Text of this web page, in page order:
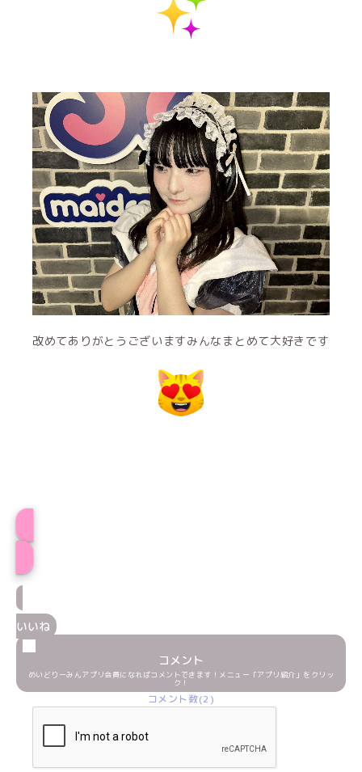
改めてありがとうございますみんなまとめて大好きです
いいね
コメント
めいどりーみんアプリ会員になればコメントできます！メニュー「アプリ紹介」をクリッ
ク！
コメント数(2)